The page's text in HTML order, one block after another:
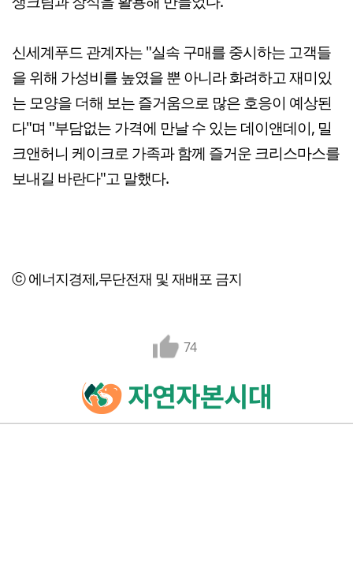
신세계푸드 관계자는 "실속 구매를 중시하는 고객들
을 위해 가성비를 높였을 뿐 아니라 화려하고 재미있
는 모양을 더해 보는 즐거움으로 많은 호응이 예상된
다"며 "부담없는 가격에 만날 수 있는 데이앤데이, 밀
크앤허니 케이크로 가족과 함께 즐거운 크리스마스를
보내길 바란다"고 말했다.
ⓒ 에너지경제,무단전재 및 재배포 금지
74